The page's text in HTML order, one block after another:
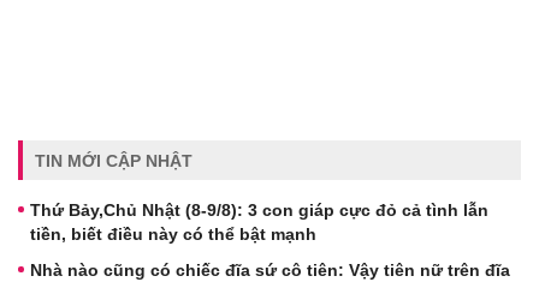
TIN MỚI CẬP NHẬT
Thứ Bảy,Chủ Nhật (8-9/8): 3 con giáp cực đỏ cả tình lẫn
tiền, biết điều này có thể bật mạnh
Nhà nào cũng có chiếc đĩa sứ cô tiên: Vậy tiên nữ trên đĩa